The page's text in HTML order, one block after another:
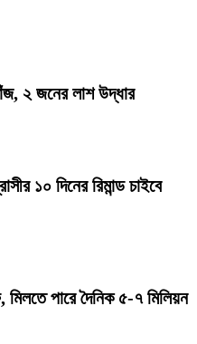
২ জনের লাশ উদ্ধার
১০ দিনের রিমান্ড চাইবে
পারে দৈনিক ৫-৭ মিলিয়ন